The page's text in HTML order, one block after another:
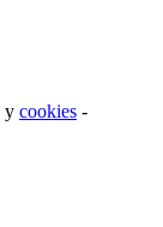
y cookies -